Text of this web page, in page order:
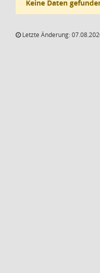
Keine Daten
Letzte Änderung: